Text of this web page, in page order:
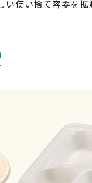
使い捨て容器を